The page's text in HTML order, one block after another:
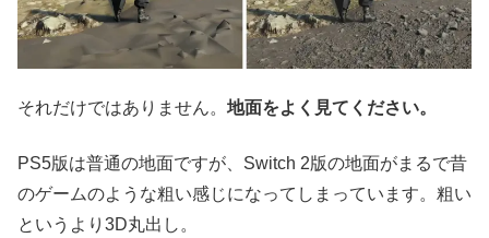
それだけではありません。 地面をよく見てください。
PS5版は普通の地面ですが、Switch 2版の地面がまるで昔
のゲームのような粗い感じになってしまっています。粗い
というより3D丸出し。